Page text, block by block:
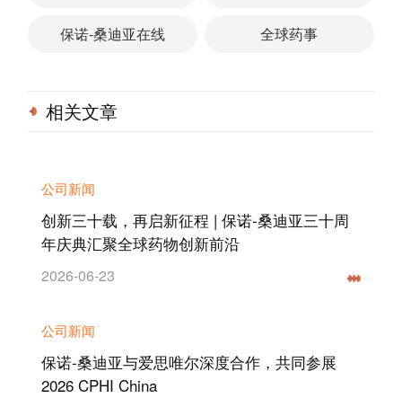
保诺-桑迪亚在线 全球药事
相关文章
公司新闻
创新三十载，再启新征程 | 保诺-桑迪亚三十周
年庆典汇聚全球药物创新前沿
2026-06-23
公司新闻
保诺-桑迪亚与爱思唯尔深度合作，共同参展
2026 CPHI China